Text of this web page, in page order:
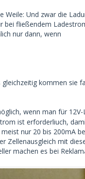
Und zwar die
fließendem
nur dann, wenn
kommen sie
wenn man für
ist erforderliuch,
nur 20 bis 200mA
Zellenausgleich mit
machen es bei